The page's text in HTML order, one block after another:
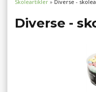
Skoleartikler » Diverse -
Diverse -